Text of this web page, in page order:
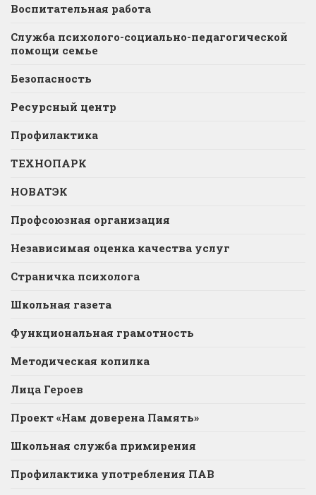
Воспитательная работа
Служба психолого-социально-педагогической
помощи семье
Безопасность
Ресурсный центр
Профилактика
ТЕХНОПАРК
НОВАТЭК
Профсоюзная организация
Независимая оценка качества услуг
Страничка психолога
Школьная газета
Функциональная грамотность
Методическая копилка
Лица Героев
Проект «Нам доверена Память»
Школьная служба примирения
Профилактика употребления ПАВ